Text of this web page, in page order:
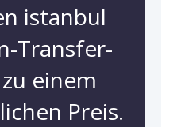
istanbul
Transfer-
einem
Preis.